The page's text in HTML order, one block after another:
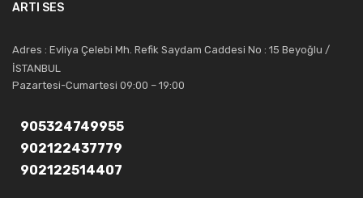
saygıdeğer yerini kazanmıştır.
Artı Ses, güler yüzü ve deneyimi ile bu gün ve gelecekte
güvenebileceğiniz bir tercihtir.
ARTI SES
Adres : Evliya Çelebi Mh. Refik Saydam Caddesi No : 15 Beyoğlu /
İSTANBUL
Pazartesi-Cumartesi 09:00 – 19:00
905324749955
902122437779
902122514407